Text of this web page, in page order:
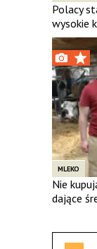
Polacy
wysokie
MLEKO
Nie
dające